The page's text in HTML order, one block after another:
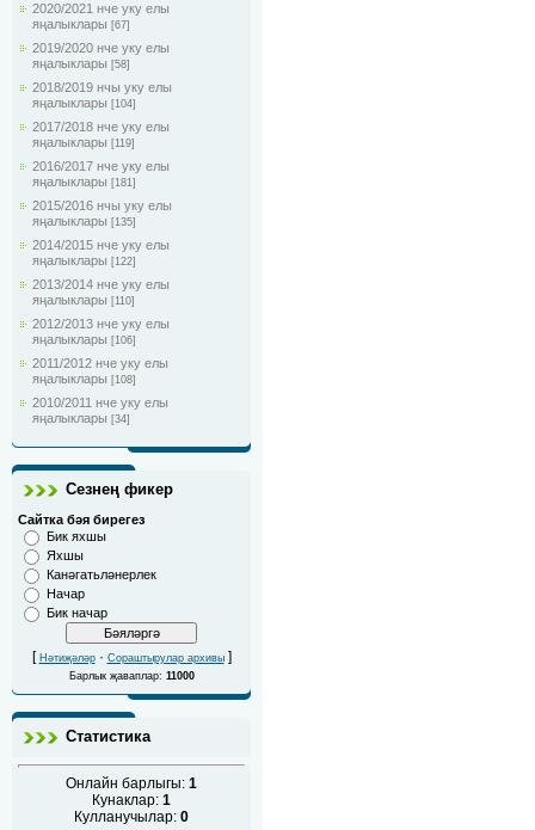
2020/2021 нче уку елы
яңалыклары [67]
2019/2020 нче уку елы
яңалыклары [58]
2018/2019 нчы уку елы
яңалыклары [104]
2017/2018 нче уку елы
яңалыклары [119]
2016/2017 нче уку елы
яңалыклары [181]
2015/2016 нчы уку елы
яңалыклары [135]
2014/2015 нче уку елы
яңалыклары [122]
2013/2014 нче уку елы
яңалыклары [110]
2012/2013 нче уку елы
яңалыклары [106]
2011/2012 нче уку елы
яңалыклары [108]
2010/2011 нче уку елы
яңалыклары [34]
Сезнең фикер
Сайтка бәя бирегез
Бик яхшы
Яхшы
Канәгатьләнерлек
Начар
Бик начар
[ Нәтиҗәләр· Сораштырулар архивы]
Барлык җаваплар: 11000
Статистика
Онлайн барлыгы: 1
Кунаклар: 1
Кулланучылар: 0